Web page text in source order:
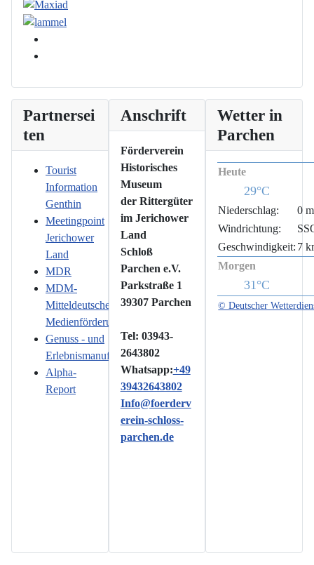
Partnersei
ten
Tourist
Information
Genthin
Meetingpoint
Jerichower
Land
MDR
MDM-
Mitteldeutsche
Medienförderung
Genuss - und
Erlebnismanufaktur
Alpha-
Report
Anschrift
Förderverein
Historisches
Museum
der Rittergüter
im Jerichower
Land
Schloß
Parchen e.V.
Parkstraße 1
39307 Parchen
Tel: 03943-
2643802
Whatsapp:+49
39432643802
Info@foerderv
erein-schloss-
parchen.de
Wetter in
Parchen
Heute
29°C
Niederschlag:
0
Windrichtung:
Geschwindigkeit: 7
Morgen
31°C
© Deutscher